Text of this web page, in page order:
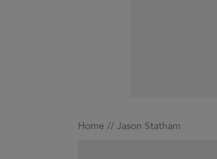
Home // Jason Statham